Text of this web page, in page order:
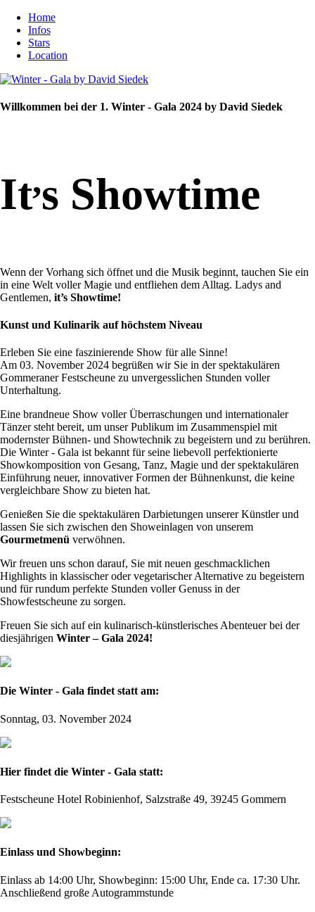
Home
Infos
Stars
Location
Willkommen bei der 1. Winter - Gala 2024 by David Siedek
It,s Showtime
Wenn der Vorhang sich öffnet und die Musik beginnt, tauchen Sie ein
in eine Welt voller Magie und entfliehen dem Alltag. Ladys and
Gentlemen, it’s Showtime!
Kunst und Kulinarik auf höchstem Niveau
Erleben Sie eine faszinierende Show für alle Sinne!
Am 03. November 2024 begrüßen wir Sie in der spektakulären
Gommeraner Festscheune zu unvergesslichen Stunden voller
Unterhaltung.
Eine brandneue Show voller Überraschungen und internationaler
Tänzer steht bereit, um unser Publikum im Zusammenspiel mit
modernster Bühnen- und Showtechnik zu begeistern und zu berühren.
Die Winter - Gala ist bekannt für seine liebevoll perfektionierte
Showkomposition von Gesang, Tanz, Magie und der spektakulären
Einführung neuer, innovativer Formen der Bühnenkunst, die keine
vergleichbare Show zu bieten hat.
Genießen Sie die spektakulären Darbietungen unserer Künstler und
lassen Sie sich zwischen den Showeinlagen von unserem
Gourmetmenü verwöhnen.
Wir freuen uns schon darauf, Sie mit neuen geschmacklichen
Highlights in klassischer oder vegetarischer Alternative zu begeistern
und für rundum perfekte Stunden voller Genuss in der
Showfestscheune zu sorgen.
Freuen Sie sich auf ein kulinarisch-künstlerisches Abenteuer bei der
diesjährigen Winter – Gala 2024!
Die Winter - Gala findet statt am:
Sonntag, 03. November 2024
Hier findet die Winter - Gala statt:
Festscheune Hotel Robinienhof, Salzstraße 49, 39245 Gommern
Einlass und Showbeginn:
Einlass ab 14:00 Uhr, Showbeginn: 15:00 Uhr, Ende ca. 17:30 Uhr.
Anschließend große Autogrammstunde